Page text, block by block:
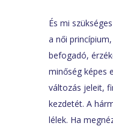
És mi
a női
befogadó,
minőség képes
változás jeleit,
kezdetét. A
lélek. Ha